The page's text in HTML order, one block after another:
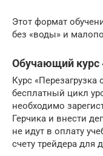
Этот формат
без «воды» и
Обучающий курс
Курс «Перезагрузка
бесплатный цикл
необходимо
Герчика и внести
не идут в оплату
счету трейдера для